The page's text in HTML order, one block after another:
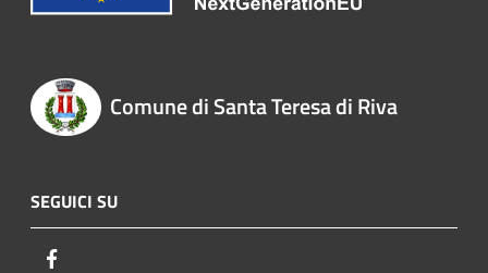
Comune di Santa Teresa di Riva
SEGUICI SU